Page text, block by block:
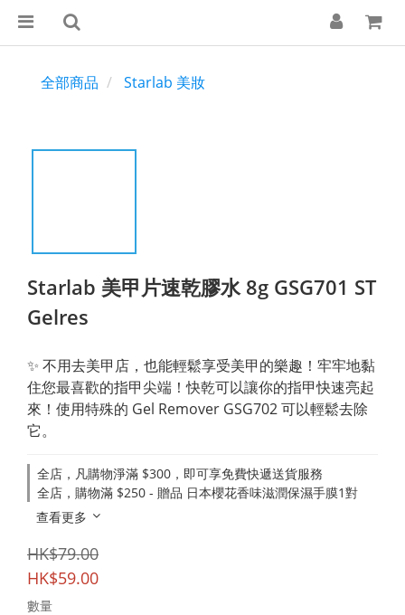
全部商品 Starlab 美妝
Starlab 美甲片速乾膠水 8g GSG701 ST
Gelres
✨ 不用去美甲店，也能輕鬆享受美甲的樂趣！牢牢地黏
住您最喜歡的指甲尖端！快乾可以讓你的指甲快速亮起
來！使用特殊的 Gel Remover GSG702 可以輕鬆去除
它。
全店，凡購物淨滿 $300，即可享免費快遞送貨服務
全店，購物滿 $250 - 贈品 日本櫻花香味滋潤保濕手膜1對
查看更多
HK$79.00
HK$59.00
數量